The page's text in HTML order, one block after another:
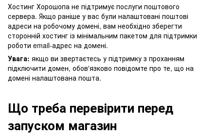
Хостинг Хорошопа не підтримує послуги поштового
сервера. Якщо раніше у вас були налаштовані поштові
адреси на робочому домені, вам необхідно зберегти
сторонній хостинг із мінімальним пакетом для підтримки
роботи email-адрес на домені.
Увага: якщо ви звертаєтесь у підтримку з проханням
підключити домен, обов'язково повідомте про те, що на
домені налаштована пошта.
Що треба перевірити перед
запуском магазин